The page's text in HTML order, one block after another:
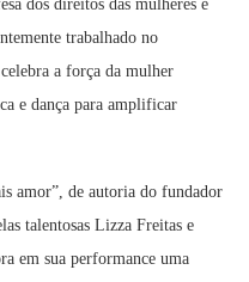
dos direitos das mulheres é
trabalhado no
a força da mulher
e dança para amplificar
amor”, de autoria do fundador
talentosas Lizza Freitas e
em sua performance uma